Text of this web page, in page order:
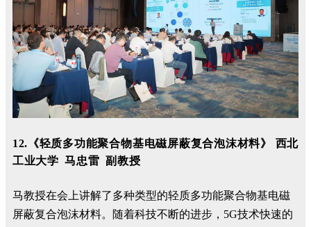
12.《轻质多功能聚合物基电磁屏蔽复合泡沫材料》 西北
工业大学 马忠雷 副教授
马教授在会上讲解了多种类型的轻质多功能聚合物基电磁
屏蔽复合泡沫材料。随着科技不断的进步，5G技术快速的